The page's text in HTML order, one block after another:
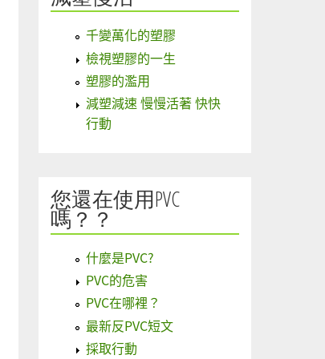
千變萬化的塑膠
檢視塑膠的一生
塑膠的濫用
減塑減速 慢慢活著 快快
行動
您還在使用PVC
嗎？？
什麼是PVC?
PVC的危害
PVC在哪裡？
最新反PVC短文
採取行動